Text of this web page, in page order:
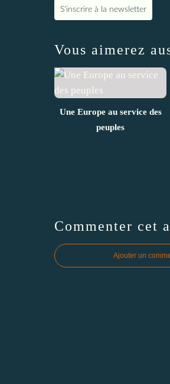
S'inscrire à la newsletter
Vous aimerez
Une Europe au service des
peuples
Commenter cet
Ajouter un